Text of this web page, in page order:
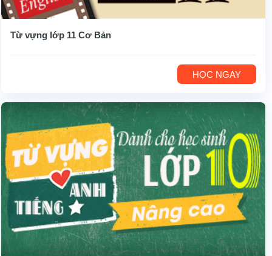
Từ vựng lớp 11 Cơ Bản
HỌC NGAY